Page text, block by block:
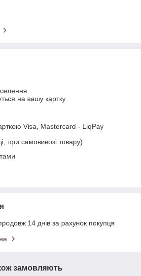
на вашу картку
Visa, Mastercard - LiqPay
при самовивозі товару)
14 днів за рахунок покупця
замовляють